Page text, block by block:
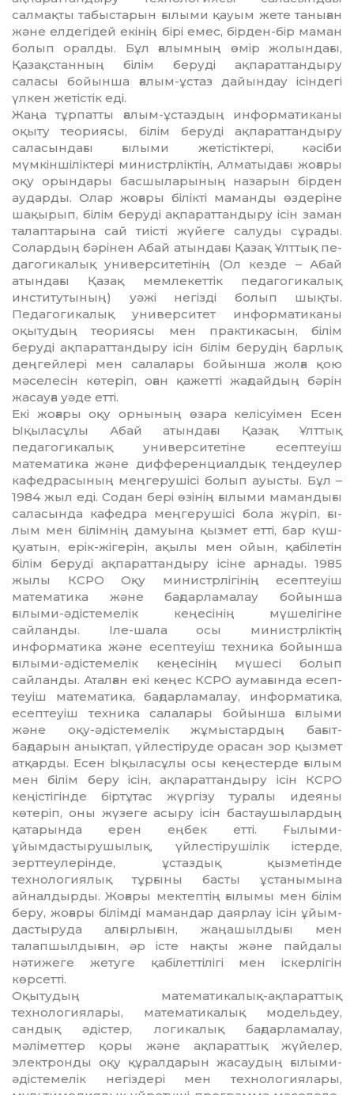
салмақты та­быс­т­арын ғылыми қауым жете таныған
жә­не елдегідей екінің бірі емес, бірден-бір маман
болып оралды. Бұл ғалымның өмір жолындағы,
Қазақстанның білім беру­ді ақпараттандыру
саласы бойынша ғалым-ұстаз дайындау ісіндегі
үлкен жетістік еді.
Жаңа тұрпатты ғалым-ұстаз­дың ин­фор­мати­каны
оқыту теориясы, білім беру­ді ақпараттандыру
сала­сындағы ғылыми жетістіктері, кәсіби
мүмкіншіліктері ми­нистрліктің, Алма­тыдағы жоғары
оқу орын­дары басшы­ларының назарын бір­ден
аударды. Олар жоғары білікті маманды өздеріне
шақырып, білім беруді ақ­параттандыру ісін заман
талаптарына сай тиісті жүйеге салуды сұрады.
Солардың бәрінен Абай атындағы Қазақ Ұлттық пе­
дагогикалық университетінің (Ол кезде – Абай
атындағы Қазақ мемлекеттік пе­дагогикалық
институтының) уәжі негізді болып шықты.
Педагогикалық университет информатиканы
оқытудың теориясы мен практикасын, білім
беруді ақпа­рат­тандыру ісін білім берудің барлық
деңгей­лері мен салалары бойынша жолға қою
мәселесін көтеріп, оған қажетті жағдай­дың бәрін
жасауға уәде етті.
Екі жоғары оқу орнының өзара келісуі­мен Есен
Ықыласұлы Абай атындағы Қа­зақ Ұлттық
педагогикалық универ­сите­ті­не е­септеуіш
математика және диф­­­ферен­циал­дық теңдеулер
кафедрасының мең­геру­шісі болып ауысты. Бұл –
1984 жыл еді. Со­дан бері өзінің ғылыми мамандығы
са­ласында кафедра меңгерушісі бола жүріп, ғы­
лым мен білімнің дамуына қыз­мет етті, бар күш-
қуатын, ерік-жігерін, ақы­лы мен ойын, қабілетін
білім беруді ақпараттан­дыру ісіне арнады. 1985
жылы КСРО Оқу ми­нистрлігінің есептеуіш
математика жә­не бағдарламалау бойынша
ғылыми-әдіс­темелік кеңесінің мүшелігіне
сайланды. Іле-шала осы министрліктің
информатика және есептеуіш техника бойынша
ғылыми-әдістемелік кеңесінің мүшесі болып
сайланды. Аталған екі кеңес КСРО аумағында есеп­
теуіш математика, бағдарламалау, ин­форматика,
есептеуіш техника салалары бойынша ғылыми
және оқу-әдістемелік жұмыс­тардың бағыт-
бағдарын анықтап, үйлес­тіруде орасан зор қызмет
атқарды. Есен Ықыласұлы осы кеңестерде ғылым
мен білім беру ісін, ақпараттандыру ісін КСРО
кеңістігінде біртұтас жүргізу туралы идея­ны
көтеріп, оны жүзеге асыру ісін бас­таушылардың
қатарында ерен еңбек етті. Ғылыми-
ұйымдастырушылық, үйлес­тірушілік істерде,
зерттеулерінде, ұстаз­дық қызметінде
технологиялық тұрғыны басты ұстанымына
айналдырды. Жоғары мектептің ғылымы мен білім
беру, жоғары білімді мамандар даярлау ісін ұйым­
дас­тыруда алғырлығын, жаңашылдығы мен
талапшылдығын, әр істе нақты және пайдалы
нәтижеге жетуге қабілеттілігі мен іс­керлігін
көрсетті.
Оқытудың математикалық-ақпа­рат­тық
технологиялары, математикалық мо­дельдеу,
сандық әдістер, логикалық бағдарламалау,
мәліметтер қоры және ақ­параттық жүйелер,
электронды оқу құ­ралдарын жасаудың ғылыми-
әдісте­мелік негіздері мен технологиялары,